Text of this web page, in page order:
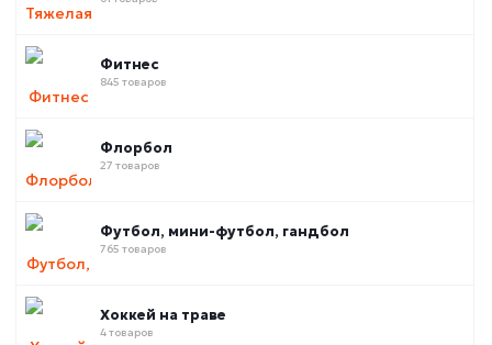
Фитнес
845 товаров
Флорбол
27 товаров
Футбол, мини-футбол, гандбол
765 товаров
Хоккей на траве
4 товаров